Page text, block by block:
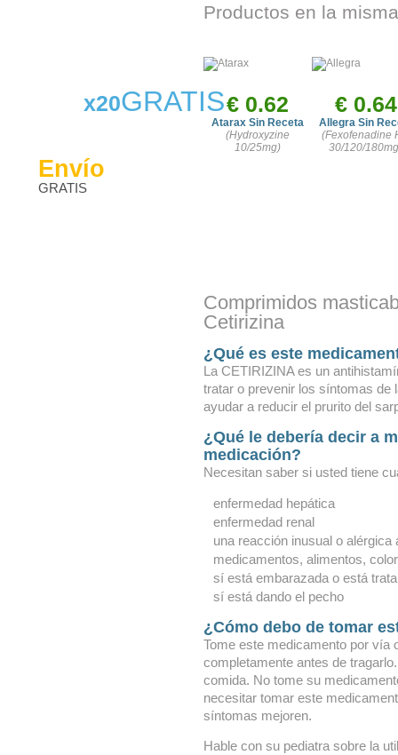
x20GRATIS
Envío
GRATIS
Productos en la
€ 0.62
Atarax Sin Receta
(Hydroxyzine
10/25mg)
€ 0.64
Allegra Sin
(Fexofenadine
30/120/
Comprimidos
Cetirizina
¿Qué es este
La CETIRIZINA es un
tratar o prevenir los síntomas de
ayudar a reducir el prurito del
¿Qué le debería decir a
medicación?
Necesitan saber si usted tiene
enfermedad hepática
enfermedad renal
una reacción inusual o
medicamentos, alimentos,
sí está embarazada o está
sí está dando el pecho
¿Cómo debo de tomar
Tome este medicamento por vía
completamente antes de
comida. No tome su
necesitar tomar este
síntomas mejoren.
Hable con su pediatra sobre la